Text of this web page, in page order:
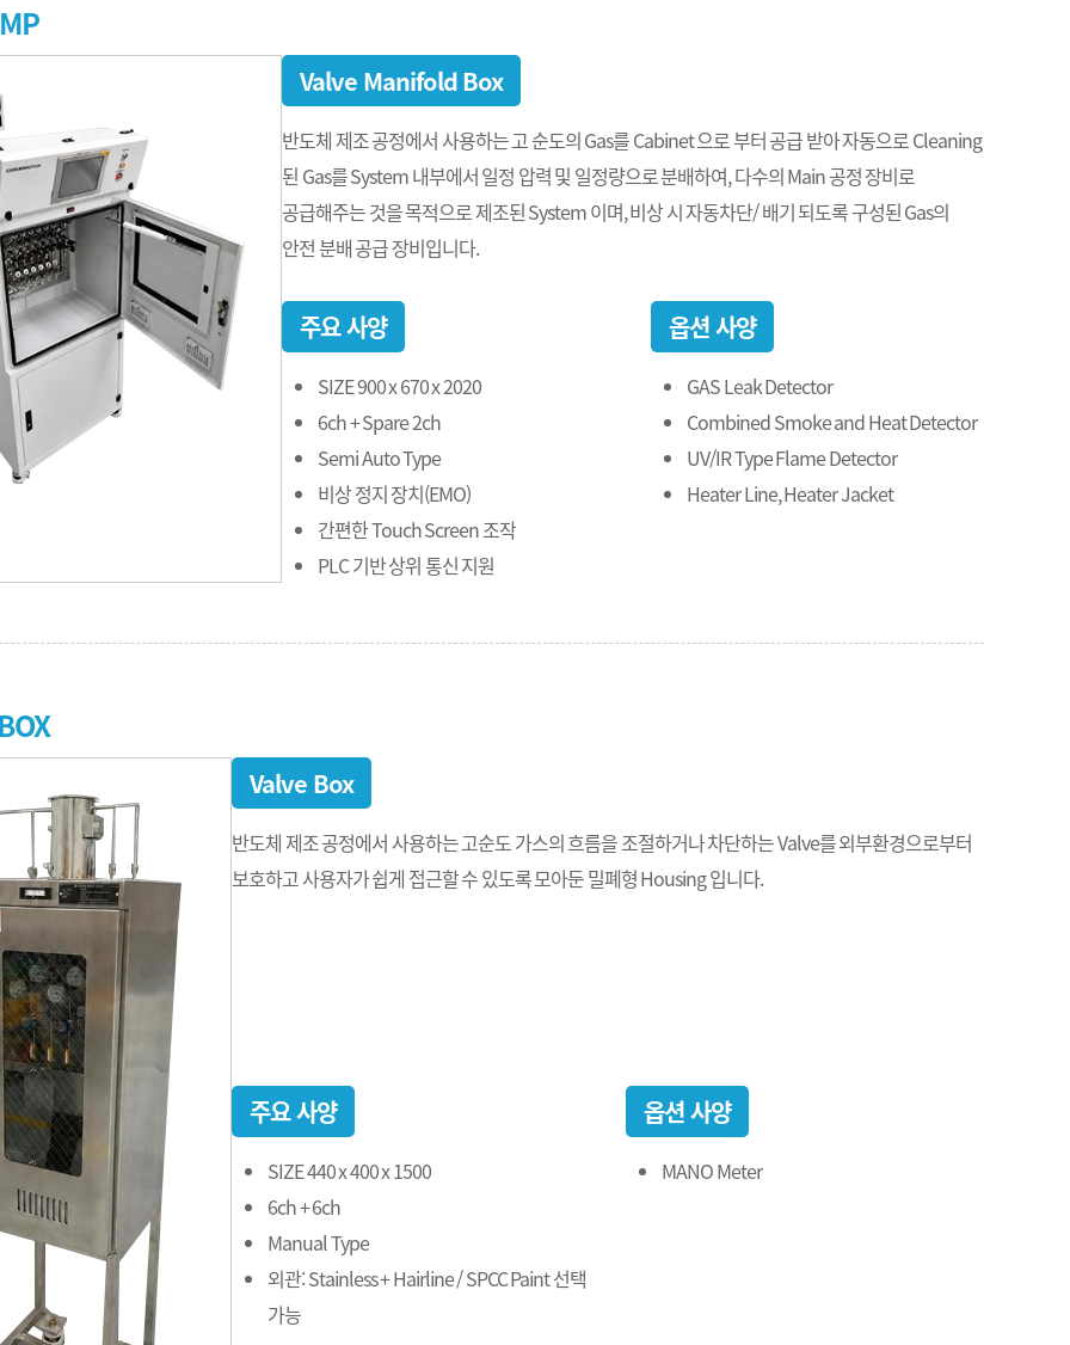
Valve Manifold Box
반도체 제조 공정에서 사용하는 고 순도의 Gas를 Cabinet 으로 부터 공급 받아 자동으로 Cleaning
된 Gas를 System 내부에서 일정 압력 및 일정량으로 분배하여, 다수의 Main 공정 장비로
공급해주는 것을 목적으로 제조된 System 이며, 비상 시 자동차단/ 배기 되도록 구성된 Gas의
안전 분배 공급 장비입니다.
주요 사양
SIZE 900 x 670 x 2020
6ch + Spare 2ch
Semi Auto Type
비상 정지 장치(EMO)
간편한 Touch Screen 조작
PLC 기반 상위 통신 지원
옵션 사양
GAS Leak Detector
Combined Smoke and Heat Detector
UV/IR Type Flame Detector
Heater Line, Heater Jacket
Valve Box
반도체 제조 공정에서 사용하는 고순도 가스의 흐름을 조절하거나 차단하는 Valve를 외부환경으로부터
보호하고 사용자가 쉽게 접근할 수 있도록 모아둔 밀폐형 Housing 입니다.
주요 사양
SIZE 440 x 400 x 1500
6ch + 6ch
Manual Type
외관: Stainless + Hairline / SPCC Paint 선택
가능
옵션 사양
MANO Meter